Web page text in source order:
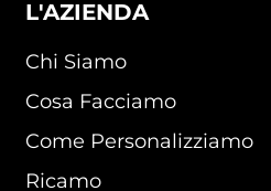
L'AZIENDA
Chi Siamo
Cosa Facciamo
Come Personalizziamo
Ricamo